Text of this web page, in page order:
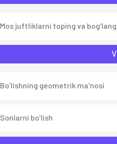
Mos juftliklarni toping va bog‘lang
Bo‘lishning geometrik ma’nosi
Sonlarni bo‘lish